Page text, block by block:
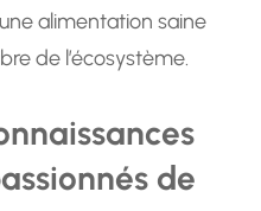
alimentation saine
de l’écosystème.
de